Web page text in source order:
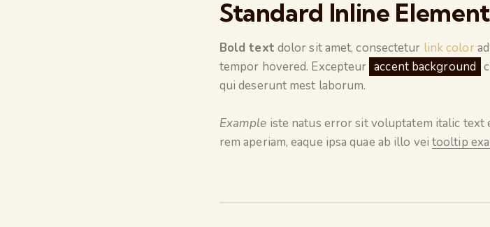
Standard Inline
Bold text dolor sit amet, consectetur link color
tempor hovered. Excepteur accent background
qui deserunt mest laborum.
Example iste natus error sit voluptatem italic text
rem aperiam, eaque ipsa quae ab illo vei tooltip